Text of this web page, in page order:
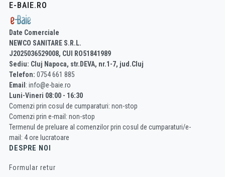
E-BAIE.RO
Date Comerciale
NEWCO SANITARE S.R.L.
J2025036529008, CUI RO51841989
Sediu: Cluj Napoca, str.DEVA, nr.1-7, jud.Cluj
Telefon: 0754 661 885
Email : info@e-baie.ro
Luni-Vineri 08:00 - 16:30
Comenzi prin cosul de cumparaturi: non-stop
Comenzi prin e-mail: non-stop
Termenul de preluare al comenzilor prin cosul de cumparaturi/e-
mail: 4 ore lucratoare
DESPRE NOI
Formular retur